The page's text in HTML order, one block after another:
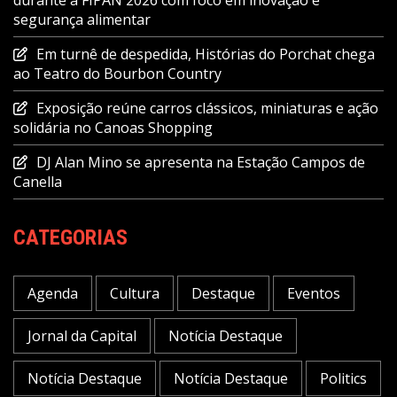
segurança alimentar
Em turnê de despedida, Histórias do Porchat chega
ao Teatro do Bourbon Country
Exposição reúne carros clássicos, miniaturas e ação
solidária no Canoas Shopping
DJ Alan Mino se apresenta na Estação Campos de
Canella
CATEGORIAS
Agenda Cultura Destaque Eventos
Jornal da Capital Notícia Destaque
Notícia Destaque Notícia Destaque Politics